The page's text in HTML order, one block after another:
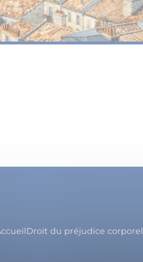
Droit du préjudice corporel